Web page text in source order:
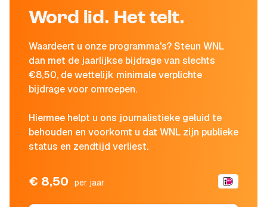
Word lid. Het telt.
Waardeert u onze programma's? Steun WNL
dan met de jaarlijkse bijdrage van slechts
€8,50, de wettelijk minimale verplichte
bijdrage voor omroepen.
Hiermee helpt u ons journalistieke geluid te
behouden en voorkomt u dat WNL zijn publieke
status en zendtijd verliest.
€ 8,50 per jaar